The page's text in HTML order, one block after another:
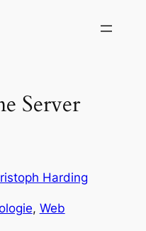
Server
Harding
, Web